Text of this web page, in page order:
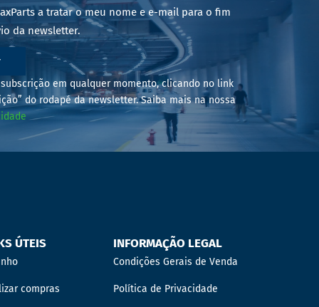
a tratar o meu nome e e-mail para o fim
da newsletter.
em qualquer momento, clicando no link
do rodapé da newsletter. Saiba mais na nossa
ÚTEIS
compras
INFORMAÇÃO LEGAL
Condições Gerais de Venda
Política de Privacidade